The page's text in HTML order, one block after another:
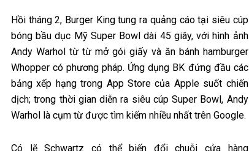
Hồi tháng 2, Burger King tung ra quảng cáo tại siêu cúp
bóng bầu dục Mỹ Super Bowl dài 45 giây, với hình ảnh
Andy Warhol từ từ mở gói giấy và ăn bánh hamburger
Whopper có phương pháp. Ứng dụng BK đứng đầu các
bảng xếp hạng trong App Store của Apple suốt chiến
dịch; trong thời gian diễn ra siêu cúp Super Bowl, Andy
Warhol là cụm từ được tìm kiếm nhiều nhất trên Google.
Có lẽ Schwartz có thể biến đổi chuỗi cửa hàng